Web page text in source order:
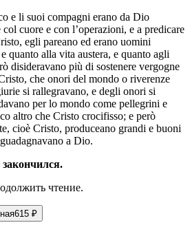
e li suoi compagni erano da Dio
cuore e con l’operazioni, e a predicare
egli pareano ed erano uomini
quanto alla vita austera, e quanto agli
disideravano più di sostenere vergogne
che onori del mondo o riverenze
si rallegravano, e degli onori si
per lo mondo come pellegrini e
altro che Cristo crocifisso; e però
cioè Cristo, produceano grandi e buoni
a Dio.
чтение.
615 ₽